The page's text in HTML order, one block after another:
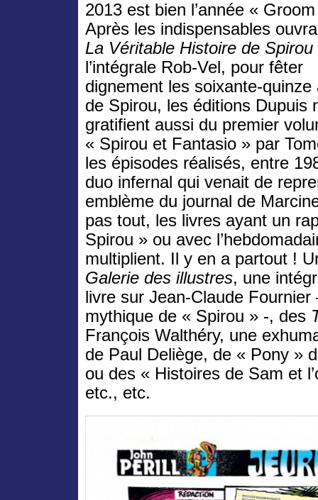
2013 est bien l’année «
Après les indispensables
La Véritable Histoire de Spirou
l’intégrale Rob-Vel, pour fêter
dignement les soixante-quinze
de Spirou, les éditions Dupuis
gratifient aussi du premier
« Spirou et Fantasio » par
les épisodes réalisés, entre
duo infernal qui venait de
emblème du journal de
pas tout, les livres ayant un
Spirou » ou avec
multiplient. Il y en a partout !
Galerie des illustres, une
livre sur Jean-Claude
mythique de « Spirou » -, des
François Walthéry, une
de Paul Deliège, de « Pony »
ou des « Histoires de Sam et
etc., etc.